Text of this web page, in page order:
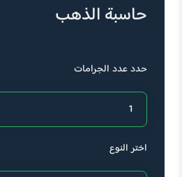
حاسبة الذهب
حدد عدد الجرامات
اختر النوع